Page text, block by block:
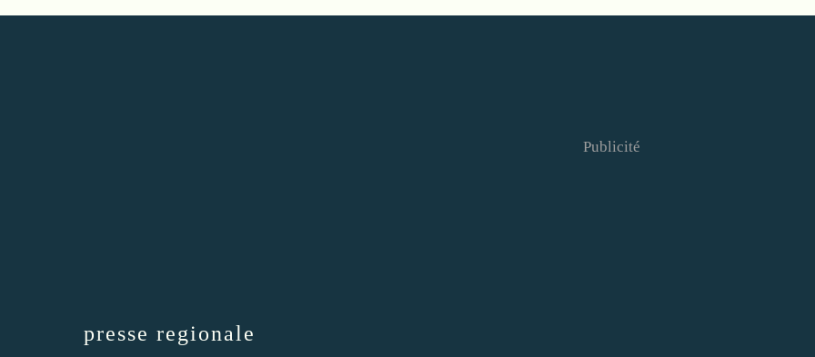
Publicité
presse regionale